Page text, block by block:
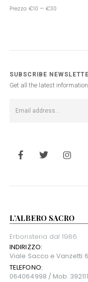
Prezzo:€10 —€30
SUBSCRIBE
Get all the latest
L’ALBERO SACRO
Erboristeria dal 1986
INDIRIZZO:
Viale Sacco e Vanzetti
TELEFONO:
064064998 / Mob.